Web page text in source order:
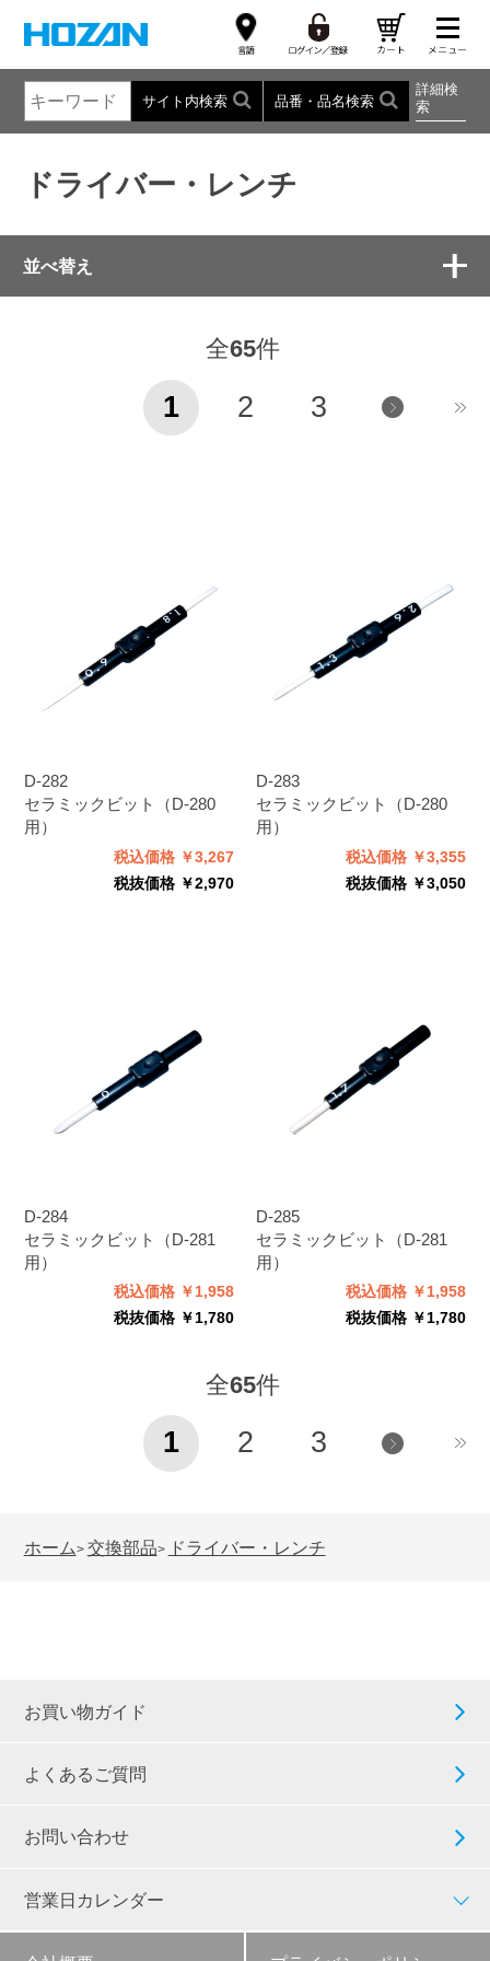
サイト内検索 品番・品名検索
詳細検
索
ドライバー・レンチ
並べ替え
全65件
1 2 3
D-282
セラミックビット（D-280
用）
税込価格 ￥3,267
税抜価格 ￥2,970
D-283
セラミックビット（D-280
用）
税込価格 ￥3,355
税抜価格 ￥3,050
D-284
セラミックビット（D-281
用）
税込価格 ￥1,958
税抜価格 ￥1,780
D-285
セラミックビット（D-281
用）
税込価格 ￥1,958
税抜価格 ￥1,780
全65件
1 2 3
ホーム> 交換部品> ドライバー・レンチ
お買い物ガイド
よくあるご質問
お問い合わせ
営業日カレンダー